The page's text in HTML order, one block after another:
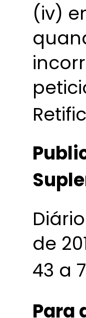
(iv)
de
43 a
Para